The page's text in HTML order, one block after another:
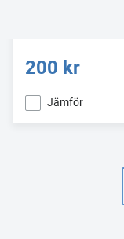
200 kr
Jämför